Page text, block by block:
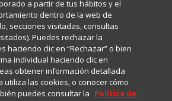
Política de cookies
Aviso legal
a partir de tus hábitos y el
dentro de la web de
secciones visitadas, consultas
Puedes rechazar la
haciendo clic en “Rechazar” o bien
individual haciendo clic en
obtener información detallada
utiliza las cookies, o conocer cómo
puedes consultar la Política de